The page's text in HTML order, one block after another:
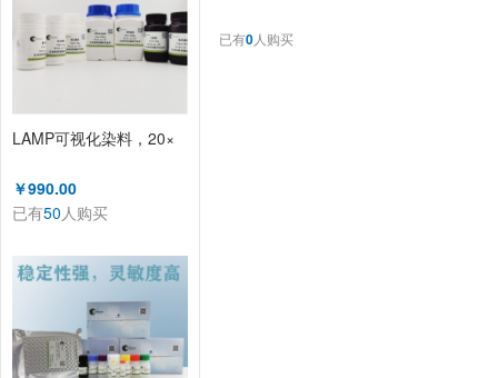
LAMP可视化染料，20×
￥990.00
已有50人购买
已有0人购买